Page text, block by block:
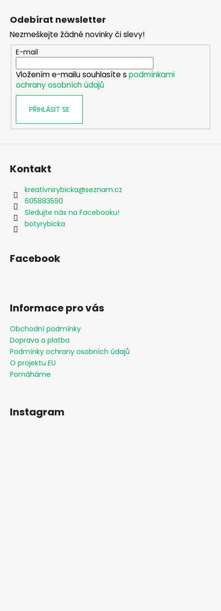
Odebírat newsletter
Nezmeškejte žádné novinky či slevy!
E-mail
Vložením e-mailu souhlasíte s podmínkami
ochrany osobních údajů
PŘIHLÁSIT SE
Kontakt
kreativnirybicka@seznam.cz
605883590
Sledujte nás na Facebooku!
botyrybicka
Facebook
Informace pro vás
Obchodní podmínky
Doprava a platba
Podmínky ochrany osobních údajů
O projektu EU
Pomáháme
Instagram